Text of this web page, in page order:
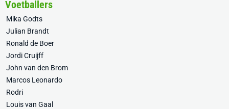
Voetballers
Mika Godts
Julian Brandt
Ronald de Boer
Jordi Cruijff
John van den Brom
Marcos Leonardo
Rodri
Louis van Gaal